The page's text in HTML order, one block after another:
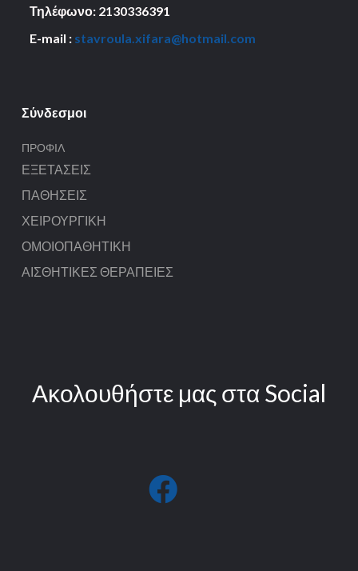
Τηλέφωνο: 2130336391
E-mail : stavroula.xifara@hotmail.com
Σύνδεσμοι
ΠΡΟΦΊΛ
ΕΞΕΤΆΣΕΙΣ
ΠΑΘΉΣΕΙΣ
ΧΕΙΡΟΥΡΓΙΚΉ
ΟΜΟΙΟΠΑΘΗΤΙΚΉ
ΑΙΣΘΗΤΙΚΈΣ ΘΕΡΑΠΕΊΕΣ
Ακολουθήστε μας στα Social
facebook